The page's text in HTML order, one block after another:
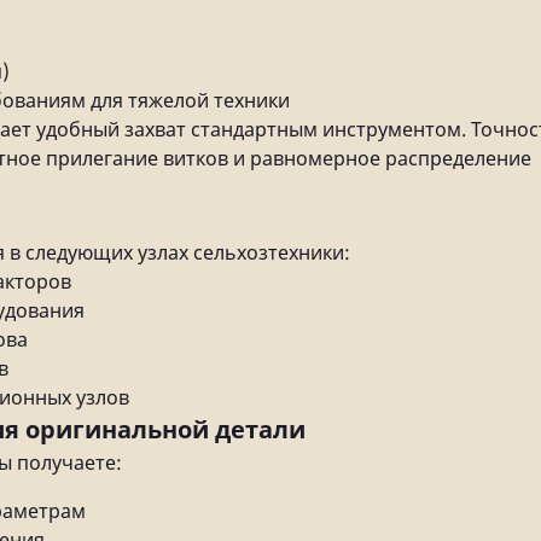
для тяжелой техники
удобный захват стандартным инструментом.
прилегание витков и равномерное распределение
следующих узлах сельхозтехники:
узлов
оригинальной детали
получаете: